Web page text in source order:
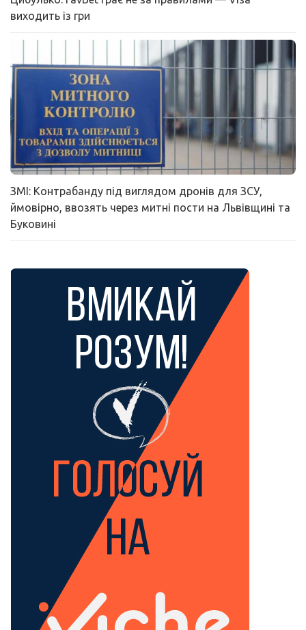
виходить із гри
ЗМІ: Контрабанду під виглядом дронів для ЗСУ,
ймовірно, ввозять через митні пости на Львівщині та
Буковині